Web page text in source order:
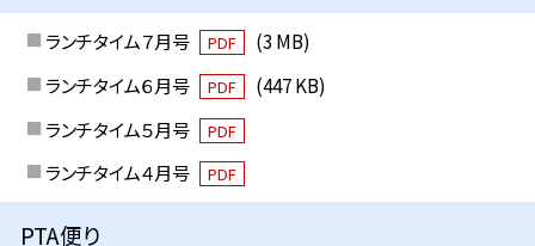
ランチタイム７月号 PDF
(3 MB)
ランチタイム６月号
PDF
(447 KB)
ランチタイム５月号
PDF
ランチタイム４月号 PDF
PTA便り